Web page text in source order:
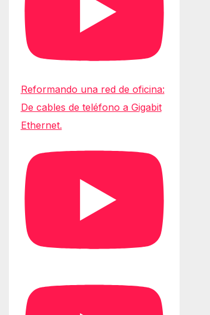
Reformando una red de oficina:
De cables de teléfono a Gigabit
Ethernet.